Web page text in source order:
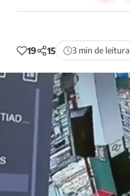
19 15 3 min de leitura